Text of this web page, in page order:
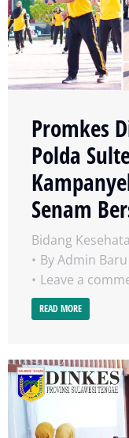
Promkes
Polda
Senam
Bidang
ByAdmin Baru
Leave a
READ MORE